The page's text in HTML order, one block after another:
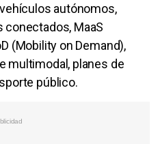
autónomos,
conectados, MaaS
(Mobility on Demand),
multimodal, planes de
público.